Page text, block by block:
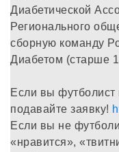
Диабетической
Регионального
сборную команду
Диабетом (старше
Если вы футболист
подавайте заявку!
Если вы не
«нравится»,